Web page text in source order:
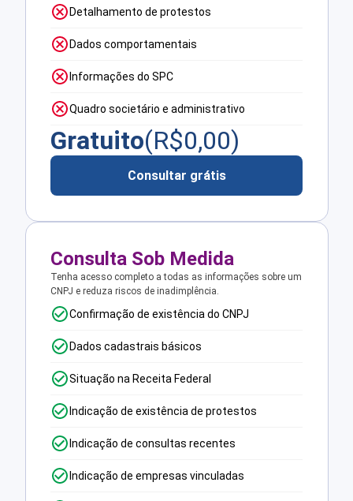
Detalhamento de protestos
Dados comportamentais
Informações do SPC
Quadro societário e administrativo
Gratuito(R$0,00)
Consultar grátis
Consulta Sob Medida
Tenha acesso completo a todas as informações sobre um
CNPJ e reduza riscos de inadimplência.
Confirmação de existência do CNPJ
Dados cadastrais básicos
Situação na Receita Federal
Indicação de existência de protestos
Indicação de consultas recentes
Indicação de empresas vinculadas